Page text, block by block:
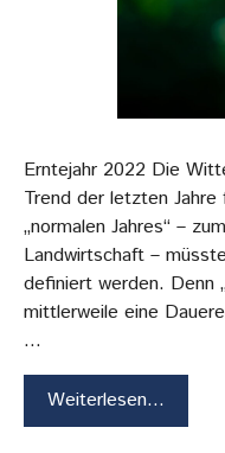
Erntejahr 2022 Die
Trend der letzten
„normalen Jahres“ –
Landwirtschaft –
definiert werden. Denn
mittlerweile eine
…
Weiterlesen…